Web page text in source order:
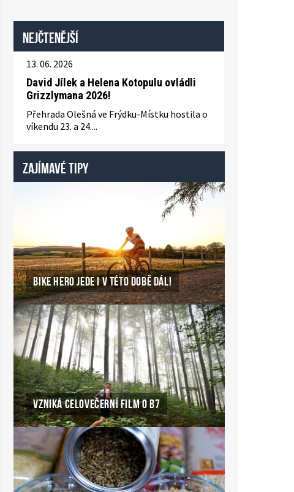
Nejčtenější
13. 06. 2026
David Jílek a Helena Kotopulu ovládli
Grizzlymana 2026!
Přehrada Olešná ve Frýdku-Místku hostila o
víkendu 23. a 24....
ZAJÍMAVÉ TIPY
BIKE HERO JEDE I V TÉTO DOBĚ DÁL!
VZNIKÁ CELOVEČERNÍ FILM O B7